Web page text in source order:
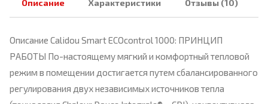
Описание Характеристики Отзывы (10)
Описание Calidou Smart ECOcontrol 1000: ПРИНЦИП
РАБОТЫ По-настоящему мягкий и комфортный тепловой
режим в помещении достигается путем сбалансированного
регулирования двух независимых источников тепла